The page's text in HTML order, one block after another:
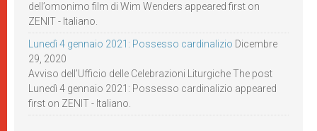
dell’omonimo film di Wim Wenders appeared first on
ZENIT - Italiano.
Lunedì 4 gennaio 2021: Possesso cardinalizio Dicembre
29, 2020
Avviso dell’Ufficio delle Celebrazioni Liturgiche The post
Lunedì 4 gennaio 2021: Possesso cardinalizio appeared
first on ZENIT - Italiano.